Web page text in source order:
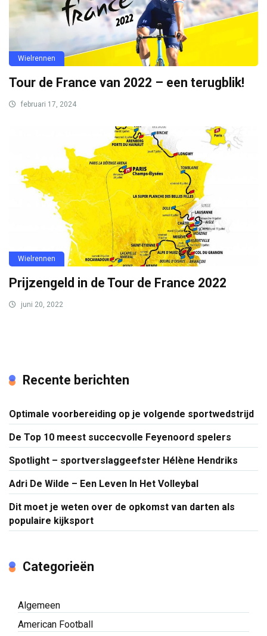
Wielrennen
Tour de France van 2022 – een terugblik!
februari 17, 2024
Wielrennen
Prijzengeld in de Tour de France 2022
juni 20, 2022
Recente berichten
Optimale voorbereiding op je volgende sportwedstrijd
De Top 10 meest succecvolle Feyenoord spelers
Spotlight – sportverslaggeefster Hélène Hendriks
Adri De Wilde – Een Leven In Het Volleybal
Dit moet je weten over de opkomst van darten als
populaire kijksport
Categorieën
Algemeen
American Football